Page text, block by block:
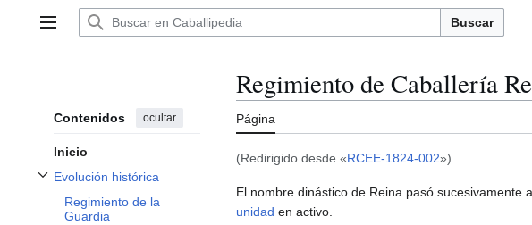
Menú principal Buscar
Contenidos ocultar
Inicio
Evolución histórica
Alternar subsección Evolución histórica
Regimiento de la
Guardia
Regimiento de Caballería
Página
(Redirigido desde «RCEE-1824-002»)
El nombre dinástico de Reina pasó sucesivamente
unidad en activo.